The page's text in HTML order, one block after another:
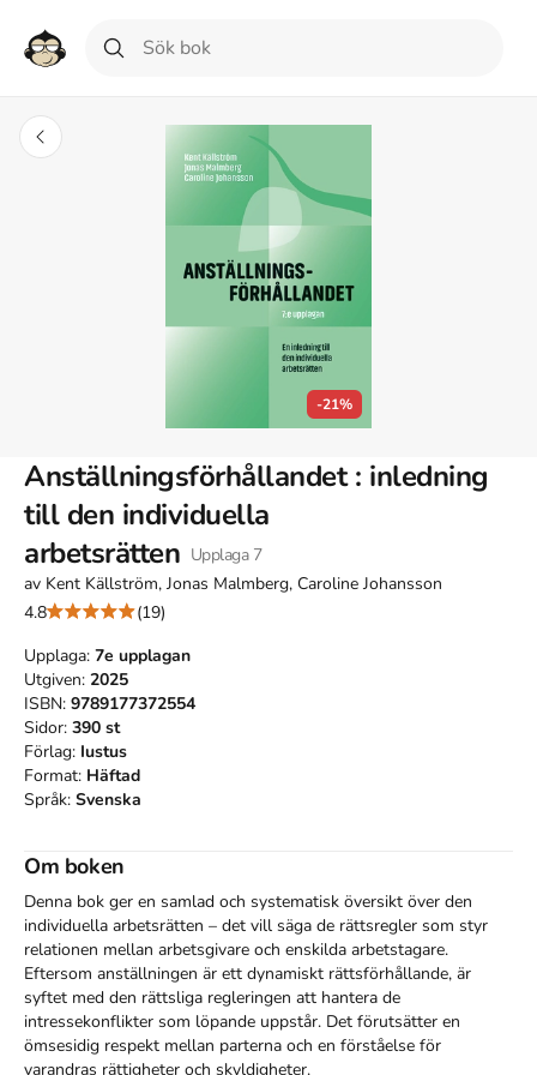
-21%
Anställningsförhållandet : inledning
till den individuella
arbetsrätten Upplaga 7
av Kent Källström, Jonas Malmberg, Caroline Johansson
4.8
(19)
Upplaga: 7e upplagan
Utgiven: 2025
ISBN: 9789177372554
Sidor: 390 st
Förlag: Iustus
Format: Häftad
Språk: Svenska
Om boken
Denna bok ger en samlad och systematisk översikt över den
individuella arbetsrätten – det vill säga de rättsregler som styr
relationen mellan arbetsgivare och enskilda arbetstagare.
Eftersom anställningen är ett dynamiskt rättsförhållande, är
syftet med den rättsliga regleringen att hantera de
intressekonflikter som löpande uppstår. Det förutsätter en
ömsesidig respekt mellan parterna och en förståelse för
varandras rättigheter och skyldigheter.